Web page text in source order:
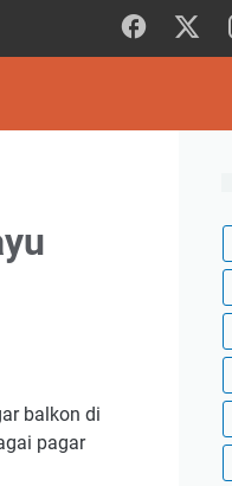
balkon di
pagar